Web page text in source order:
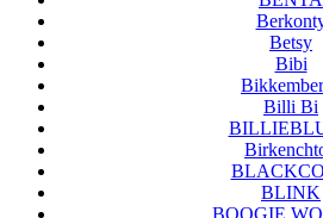
Betsy
Bibi
Billi Bi
BLINK
BOOGIE